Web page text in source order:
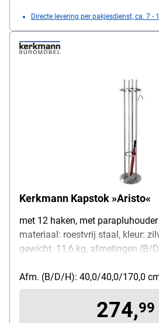
Directe levering per pakjesdienst, ca. 7 -
Kerkmann Kapstok »Aristo«
met 12 haken, met
materiaal: roestvrij staal, kleur:
gewicht: 11,6 kg, afmetingen (B/
Afm. (B/D/H): 40,0/40,0/170,0
274,99